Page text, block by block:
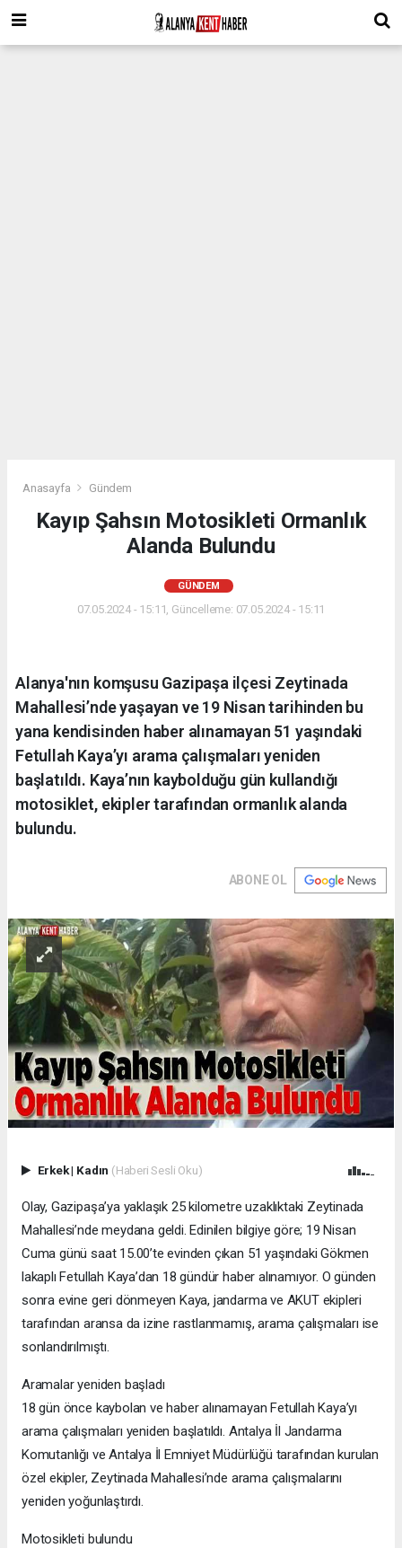
Anasayfa Gündem
Kayıp Şahsın Motosikleti Ormanlık
Alanda Bulundu
GÜNDEM
07.05.2024 - 15:11, Güncelleme: 07.05.2024 - 15:11
Alanya'nın komşusu Gazipaşa ilçesi Zeytinada
Mahallesi’nde yaşayan ve 19 Nisan tarihinden bu
yana kendisinden haber alınamayan 51 yaşındaki
Fetullah Kaya’yı arama çalışmaları yeniden
başlatıldı. Kaya’nın kaybolduğu gün kullandığı
motosiklet, ekipler tarafından ormanlık alanda
bulundu.
ABONE OL
Erkek| Kadın (Haberi Sesli Oku)
Olay, Gazipaşa’ya yaklaşık 25 kilometre uzaklıktaki Zeytinada
Mahallesi’nde meydana geldi. Edinilen bilgiye göre; 19 Nisan
Cuma günü saat 15.00’te evinden çıkan 51 yaşındaki Gökmen
lakaplı Fetullah Kaya’dan 18 gündür haber alınamıyor. O günden
sonra evine geri dönmeyen Kaya, jandarma ve AKUT ekipleri
tarafından aransa da izine rastlanmamış, arama çalışmaları ise
sonlandırılmıştı.
Aramalar yeniden başladı
18 gün önce kaybolan ve haber alınamayan Fetullah Kaya’yı
arama çalışmaları yeniden başlatıldı. Antalya İl Jandarma
Komutanlığı ve Antalya İl Emniyet Müdürlüğü tarafından kurulan
özel ekipler, Zeytinada Mahallesi’nde arama çalışmalarını
yeniden yoğunlaştırdı.
Motosikleti bulundu